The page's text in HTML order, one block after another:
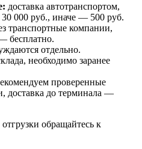
доставка автотранспортом,
30 000 руб., иначе — 500 руб.
транспортные компании,
бесплатно.
отдельно.
необходимо заранее
проверенные
доставка до терминала —
обращайтесь к